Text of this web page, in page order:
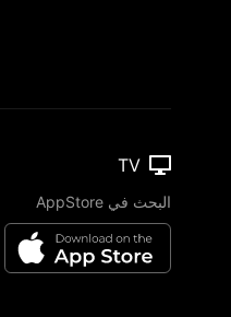
TV
البحث في AppStore